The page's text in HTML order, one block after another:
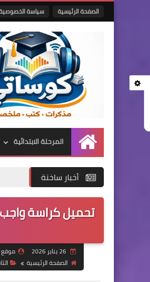
الصفحة الرئيسية سياسة
الرئيسية
المرحلة الابتدائية
أخبار ساخنة
26 يناير 2026
الصفحة الرئيسية